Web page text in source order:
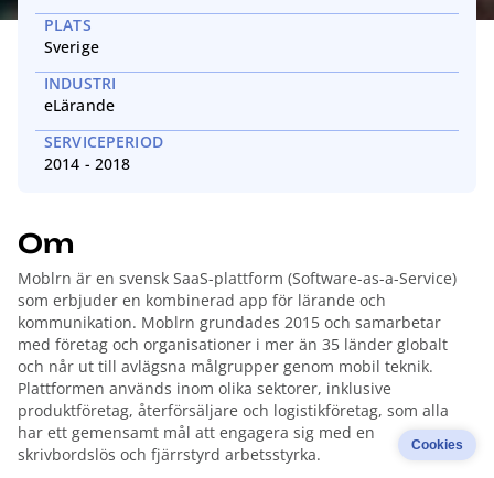
PLATS
Sverige
INDUSTRI
eLärande
SERVICEPERIOD
2014 - 2018
Om
Moblrn är en svensk SaaS-plattform (Software-as-a-Service)
som erbjuder en kombinerad app för lärande och
kommunikation. Moblrn grundades 2015 och samarbetar
med företag och organisationer i mer än 35 länder globalt
och når ut till avlägsna målgrupper genom mobil teknik.
Plattformen används inom olika sektorer, inklusive
produktföretag, återförsäljare och logistikföretag, som alla
har ett gemensamt mål att engagera sig med en
skrivbordslös och fjärrstyrd arbetsstyrka.
Cookies